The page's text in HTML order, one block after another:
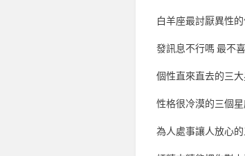
白羊座最討厭異性
發訊息不行嗎 最不
個性直來直去的三
性格很冷漠的三個
為人處事讓人放心